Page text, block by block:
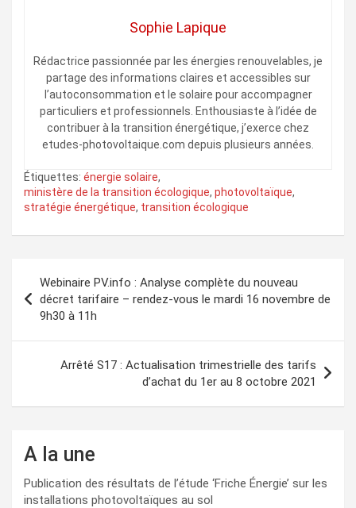
Sophie Lapique
Rédactrice passionnée par les énergies renouvelables, je
partage des informations claires et accessibles sur
l’autoconsommation et le solaire pour accompagner
particuliers et professionnels. Enthousiaste à l’idée de
contribuer à la transition énergétique, j’exerce chez
etudes-photovoltaique.com depuis plusieurs années.
Étiquettes: énergie solaire,
ministère de la transition écologique, photovoltaïque,
stratégie énergétique, transition écologique
de
l’article
Webinaire PV.info : Analyse complète du nouveau
décret tarifaire – rendez-vous le mardi 16 novembre de
9h30 à 11h
Arrêté S17 : Actualisation trimestrielle des tarifs
d’achat du 1er au 8 octobre 2021
A la une
Publication des résultats de l’étude ‘Friche Énergie’ sur les
installations photovoltaïques au sol